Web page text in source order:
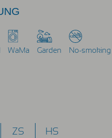
WaMa Garden No-smoking
ZS
HS